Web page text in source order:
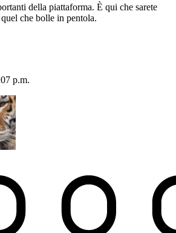
della piattaforma. È qui che sarete
che bolle in pentola.
p.m.